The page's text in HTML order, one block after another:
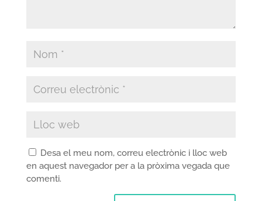
Desa el meu nom, correu electrònic i lloc web
en aquest navegador per a la pròxima vegada que
comenti.